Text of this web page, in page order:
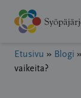
Hyppää
sisältöön
Etusivu » Blogi »
vaikeita?